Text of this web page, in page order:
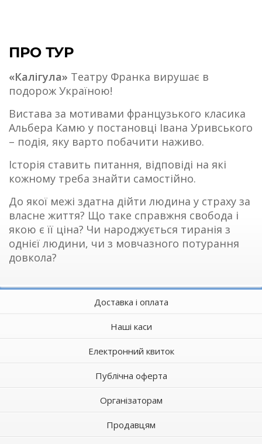
ПРО ТУР
«Калігула» Театру Франка вирушає в
подорож Україною!
Вистава за мотивами французького класика
Альбера Камю у постановці Івана Уривського
– подія, яку варто побачити наживо.
Історія ставить питання, відповіді на які
кожному треба знайти самостійно.
До якої межі здатна дійти людина у страху за
власне життя? Що таке справжня свобода і
якою є її ціна? Чи народжується тиранія з
однієї людини, чи з мовчазного потурання
довкола?
Доставка і оплата
Наші каси
Електронний квиток
Публічна оферта
Організаторам
Продавцям